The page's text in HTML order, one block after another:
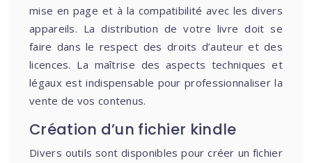
mise en page et à la compatibilité avec les divers
appareils. La distribution de votre livre doit se
faire dans le respect des droits d’auteur et des
licences. La maîtrise des aspects techniques et
légaux est indispensable pour professionnaliser la
vente de vos contenus.
Création d’un fichier kindle
Divers outils sont disponibles pour créer un fichier